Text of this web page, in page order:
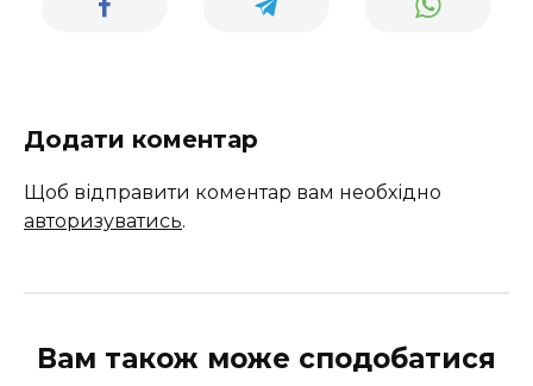
Додати коментар
Щоб відправити коментар вам необхідно
авторизуватись.
Вам також може сподобатися